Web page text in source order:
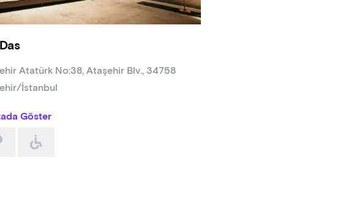
Atatürk No:38, Ataşehir Blv., 34758
İstanbul
Göster